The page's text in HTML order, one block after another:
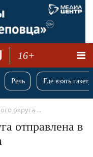
16+
Речь Где взять
округа ...
отправлена в